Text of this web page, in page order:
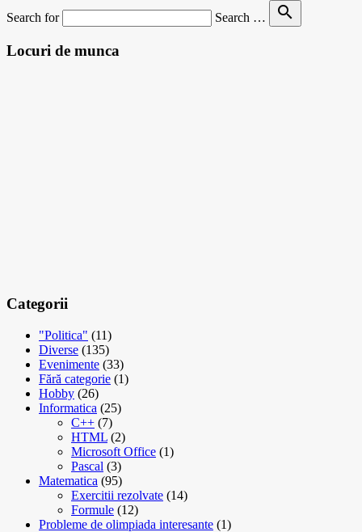
Search for
Search … search
Locuri de munca
Categorii
"Politica" (11)
Diverse (135)
Evenimente (33)
Fără categorie (1)
Hobby (26)
Informatica (25)
C++ (7)
HTML (2)
Microsoft Office (1)
Pascal (3)
Matematica (95)
Exercitii rezolvate (14)
Formule (12)
Probleme de olimpiada interesante (1)